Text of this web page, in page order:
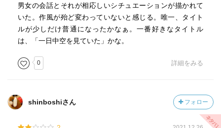
男女の会話とそれが相応しいシチュエーションが描かれて
いた。作風が殆ど変わっていないと感じる。唯一、タイト
ルが少しだけ普通になったかなぁ。一番好きなタイトル
は、「一日中空を見ていた」かな。
0 詳細をみる
shinboshiさん フォロー